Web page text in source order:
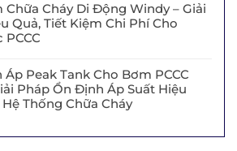
Chữa Cháy Di Động Windy – Giải
Quả, Tiết Kiệm Chi Phí Cho
PCCC
Áp Peak Tank Cho Bơm PCCC
Pháp Ổn Định Áp Suất Hiệu
Thống Chữa Cháy